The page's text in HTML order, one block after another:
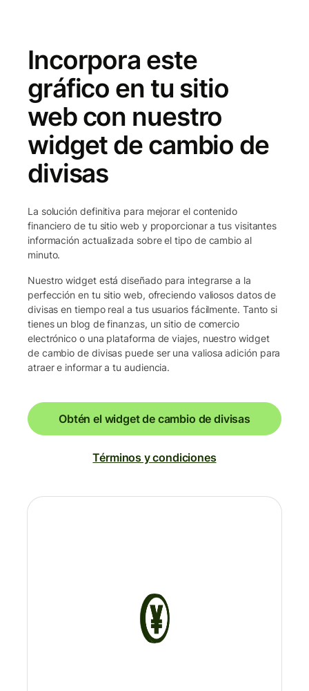
Incorpora este
gráfico en tu sitio
web con nuestro
widget de cambio de
divisas
La solución definitiva para mejorar el contenido
financiero de tu sitio web y proporcionar a tus visitantes
información actualizada sobre el tipo de cambio al
minuto.
Nuestro widget está diseñado para integrarse a la
perfección en tu sitio web, ofreciendo valiosos datos de
divisas en tiempo real a tus usuarios fácilmente. Tanto si
tienes un blog de finanzas, un sitio de comercio
electrónico o una plataforma de viajes, nuestro widget
de cambio de divisas puede ser una valiosa adición para
atraer e informar a tu audiencia.
Obtén el widget de cambio de divisas
Términos y condiciones